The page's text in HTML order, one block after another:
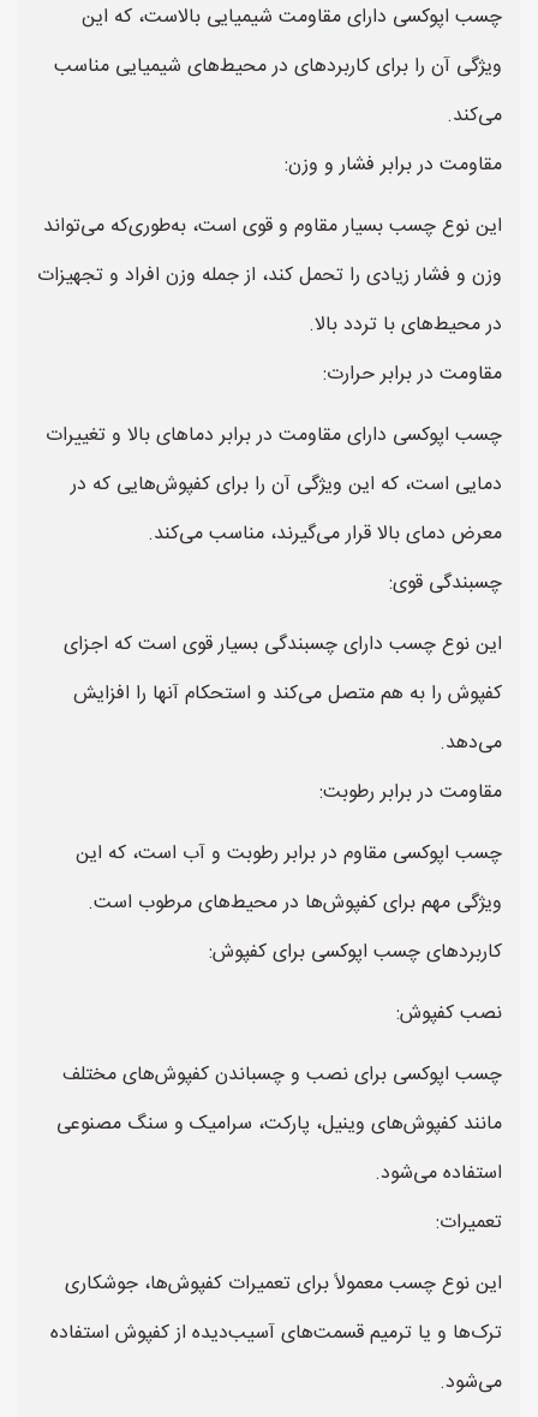
چسب اپوکسی دارای مقاومت شیمیایی بالاست، که این
ویژگی آن را برای کاربردهای در محیط‌های شیمیایی مناسب
می‌کند.
مقاومت در برابر فشار و وزن:
این نوع چسب بسیار مقاوم و قوی است، به‌طوری‌که می‌تواند
وزن و فشار زیادی را تحمل کند، از جمله وزن افراد و تجهیزات
در محیط‌های با تردد بالا.
مقاومت در برابر حرارت:
چسب اپوکسی دارای مقاومت در برابر دماهای بالا و تغییرات
دمایی است، که این ویژگی آن را برای کفپوش‌هایی که در
معرض دمای بالا قرار می‌گیرند، مناسب می‌کند.
چسبندگی قوی:
این نوع چسب دارای چسبندگی بسیار قوی است که اجزای
کفپوش را به هم متصل می‌کند و استحکام آنها را افزایش
می‌دهد.
مقاومت در برابر رطوبت:
چسب اپوکسی مقاوم در برابر رطوبت و آب است، که این
ویژگی مهم برای کفپوش‌ها در محیط‌های مرطوب است.
کاربردهای چسب اپوکسی برای کفپوش:
نصب کفپوش:
چسب اپوکسی برای نصب و چسباندن کفپوش‌های مختلف
مانند کفپوش‌های وینیل، پارکت، سرامیک و سنگ مصنوعی
استفاده می‌شود.
تعمیرات:
این نوع چسب معمولاً برای تعمیرات کفپوش‌ها، جوشکاری
ترک‌ها و یا ترمیم قسمت‌های آسیب‌دیده از کفپوش استفاده
می‌شود.